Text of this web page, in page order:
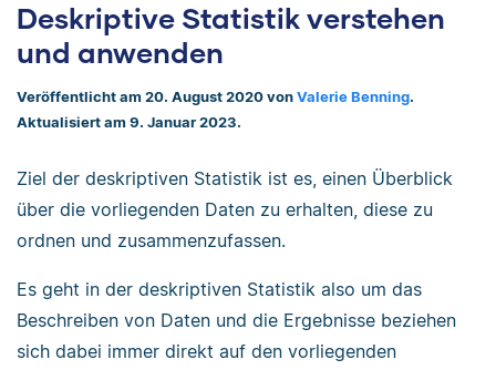
Deskriptive Statistik verstehen
und anwenden
Veröffentlicht am 20. August 2020 von Valerie Benning.
Aktualisiert am 9. Januar 2023.
Ziel der deskriptiven Statistik ist es, einen Überblick
über die vorliegenden Daten zu erhalten, diese zu
ordnen und zusammenzufassen.
Es geht in der deskriptiven Statistik also um das
Beschreiben von Daten und die Ergebnisse beziehen
sich dabei immer direkt auf den vorliegenden